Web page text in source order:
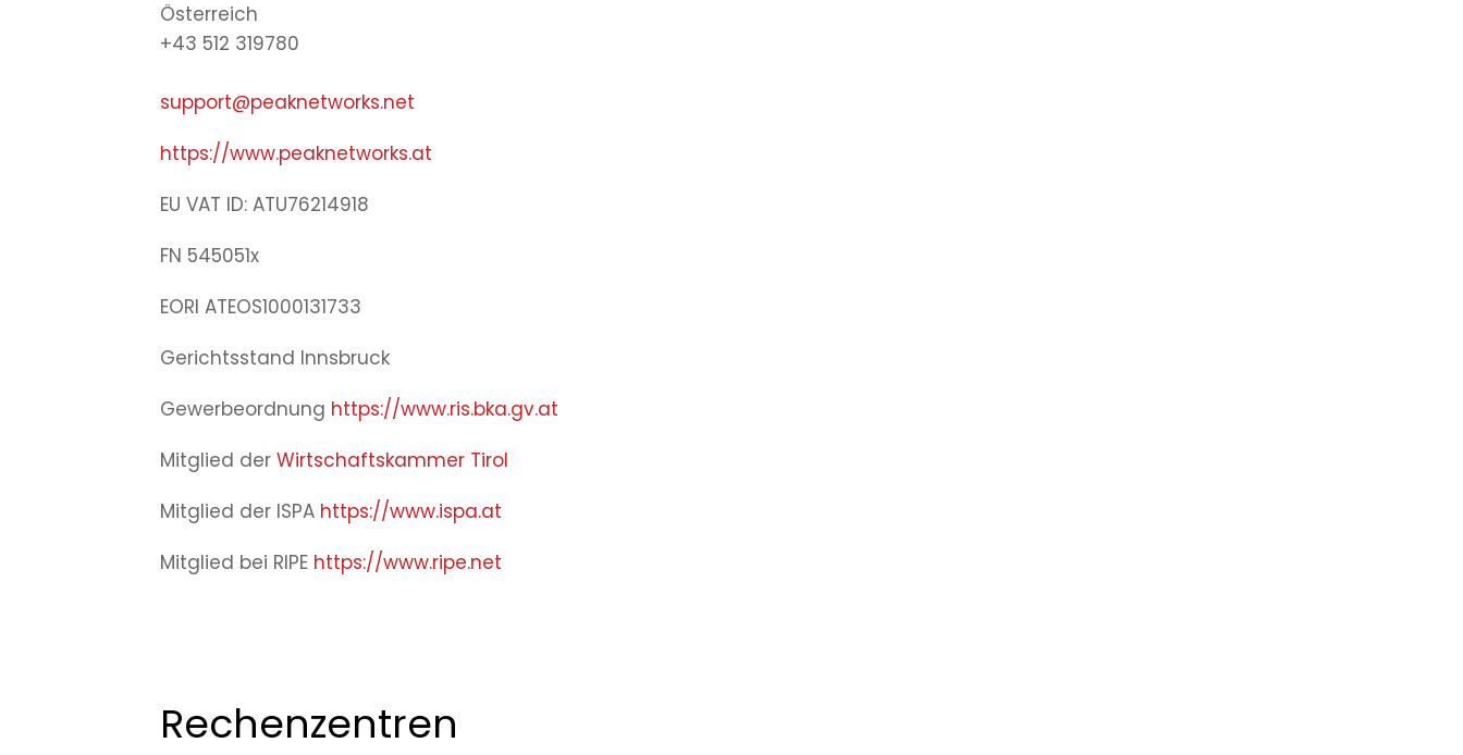
Österreich
+43 512 319780
support@peaknetworks.net
https://www.peaknetworks.at
EU VAT ID: ATU76214918
FN 545051x
EORI ATEOS1000131733
Gerichtsstand Innsbruck
Gewerbeordnung https://www.ris.bka.gv.at
Mitglied der Wirtschaftskammer Tirol
Mitglied der ISPA https://www.ispa.at
Mitglied bei RIPE https://www.ripe.net
Rechenzentren